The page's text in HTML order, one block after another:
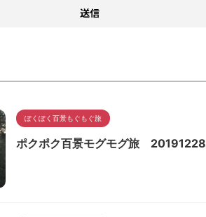
ぽくぽく百景もぐもぐ旅
ポクポク百景モグモグ旅 20191228